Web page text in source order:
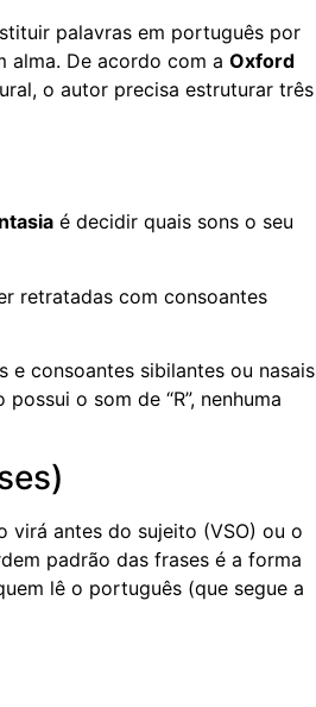
palavras em português por
alma. De acordo com a Oxford
o autor precisa estruturar três
é decidir quais sons o seu
retratadas com consoantes
e consoantes sibilantes ou nasais
o som de “R”, nenhuma
virá antes do sujeito (VSO) ou o
padrão das frases é a forma
lê o português (que segue a